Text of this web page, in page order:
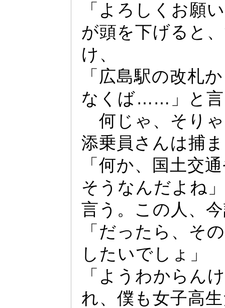
「よろしくお願
が頭を下げると
け、
「広島駅の改札
なくば…… 」と
何じ ゃ 、そり ゃ
添乗員さんは捕ま
「何か、国土交
そうなんだよね
言う。この人、
「だっ たら、そ
したいでし ょ
」
「ようわからん
れ、僕も女子高